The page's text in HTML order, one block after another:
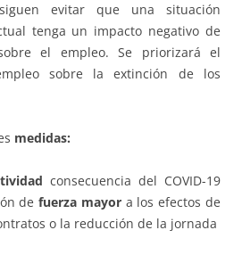
evitar que una situación
tenga un impacto negativo de
el empleo. Se priorizará el
sobre la extinción de los
medidas:
consecuencia del COVID-19
de fuerza mayora los efectos de
o la reducción de la jornada